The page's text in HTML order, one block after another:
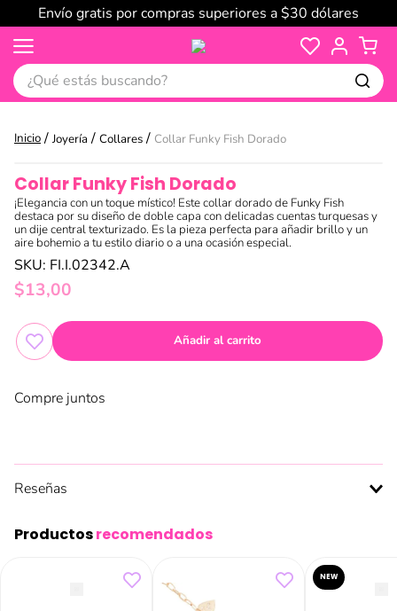
Envío gratis por compras superiores a $30 dólares
¿Qué estás buscando?
Joyería Collares Collar Funky Fish Dorado
Collar Funky Fish Dorado
¡Elegancia con un toque místico! Este collar dorado de Funky Fish
destaca por su diseño de doble capa con delicadas cuentas turquesas y
un dije central texturizado. Es la pieza perfecta para añadir brillo y un
aire bohemio a tu estilo diario o a una ocasión especial.
SKU: FI.I.02342.A
$13,00
Añadir al carrito
Compre juntos
Reseñas
Productosrecomendados
NEW